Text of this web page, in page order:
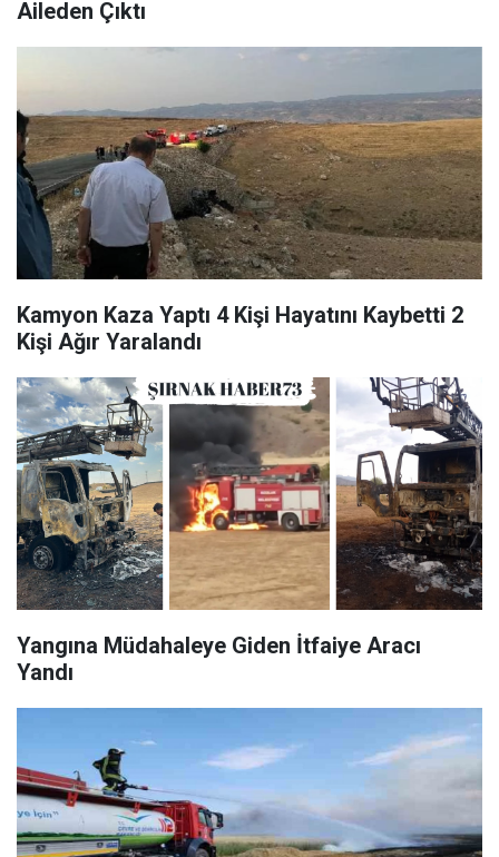
Aileden Çıktı
Kamyon Kaza Yaptı 4 Kişi Hayatını Kaybetti 2
Kişi Ağır Yaralandı
Yangına Müdahaleye Giden İtfaiye Aracı
Yandı